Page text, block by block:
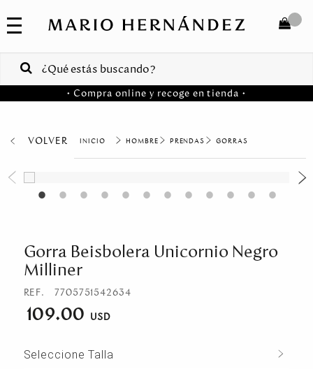
COLECCIONES
VENTAS
CORPORATIVAS
Venezuela
COMPRAR
• Compra online y recoge en tienda •
VOLVER HOMBRE PRENDAS GORRAS
Gorra Beisbolera Unicornio Negro
Milliner
REF. 7705751542634
109.00
Seleccione Talla